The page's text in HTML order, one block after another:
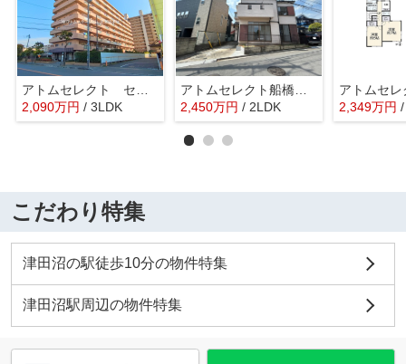
アトムセレクト セレナハイム津田沼アブリール5階
2,090万円 / 3LDK
アトムセレクト船橋市旭町1丁目 中古戸建て
2,450万円 / 2LDK 2,349万円
こだわり特集
津田沼の駅徒歩10分の物件特集
津田沼駅周辺の物件特集